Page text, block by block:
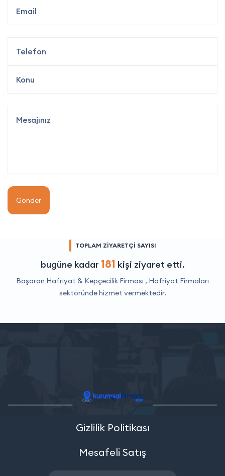
Gönder
TOPLAM ZİYARETÇİ SAYISI
bugüne kadar 181 kişi ziyaret etti.
Başaran Hafriyat & Kepçecilik Firması , Hafriyat Firmaları
sektöründe hizmet vermektedir.
Gizlilik Politikası
Mesafeli Satış